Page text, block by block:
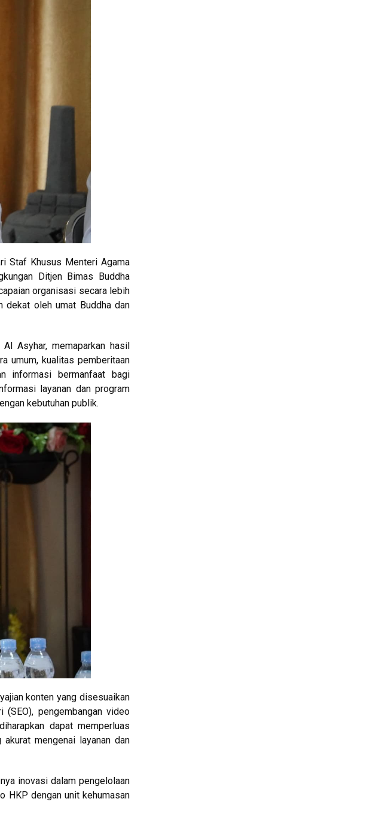
Staf Khusus Menteri Agama
Ditjen Bimas Buddha
organisasi secara lebih
dekat oleh umat Buddha dan
Asyhar, memaparkan hasil
umum, kualitas pemberitaan
informasi bermanfaat bagi
layanan dan program
kebutuhan publik.
konten yang disesuaikan
pengembangan video
dapat memperluas
mengenai layanan dan
inovasi dalam pengelolaan
HKP dengan unit kehumasan